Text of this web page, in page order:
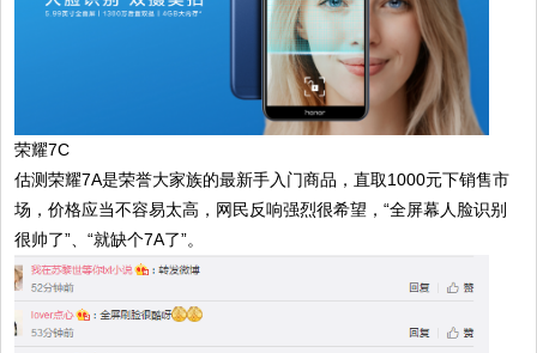
荣耀7C
估测荣耀7A是荣誉大家族的最新手入门商品，直取1000元下销售市
场，价格应当不容易太高，网民反响强烈很希望，“全屏幕人脸识别
很帅了”、“就缺个7A了”。